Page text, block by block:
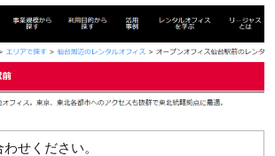
せください。